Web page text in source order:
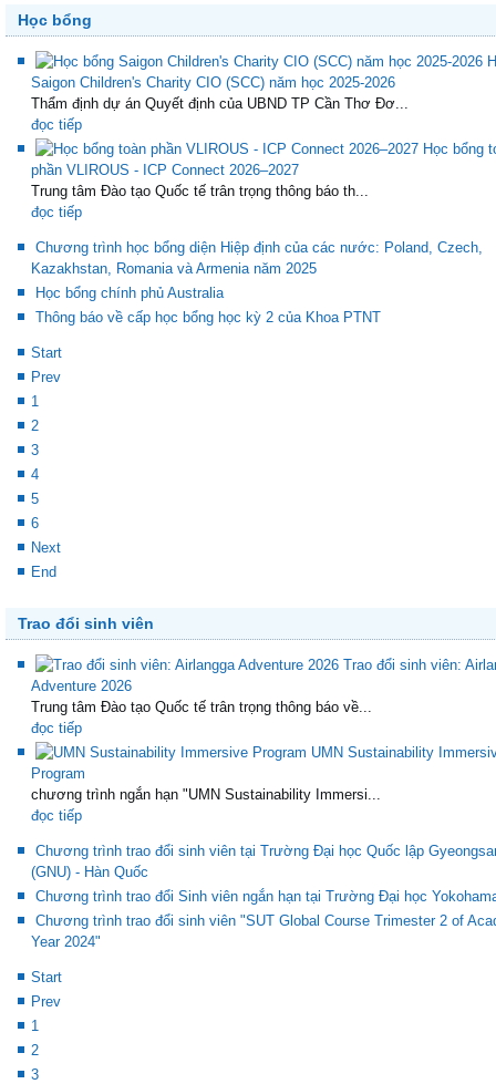
Học bổng
Saigon Children's Charity CIO (SCC) năm học 2025-2026
Thẩm định dự án Quyết định của UBND TP Cần Thơ Đơ...
đọc tiếp
Học bổng
phần VLIROUS - ICP Connect 2026–2027
Trung tâm Đào tạo Quốc tế trân trọng thông báo th...
đọc tiếp
Chương trình học bổng diện Hiệp định của các nước: Poland, Czech,
Kazakhstan, Romania và Armenia năm 2025
Học bổng chính phủ Australia
Thông báo về cấp học bổng học kỳ 2 của Khoa PTNT
Start
Prev
1
2
3
4
5
6
Next
End
Trao đổi sinh viên
Trao đổi sinh viên:
Adventure 2026
Trung tâm Đào tạo Quốc tế trân trọng thông báo về...
đọc tiếp
UMN Sustainability
Program
chương trình ngắn hạn "UMN Sustainability Immersi...
đọc tiếp
Chương trình trao đổi sinh viên tại Trường Đại học Quốc lập
(GNU) - Hàn Quốc
Chương trình trao đổi Sinh viên ngắn hạn tại Trường Đại học
Chương trình trao đổi sinh viên "SUT Global Course Trimester 2 of
Year 2024"
Start
Prev
1
2
3